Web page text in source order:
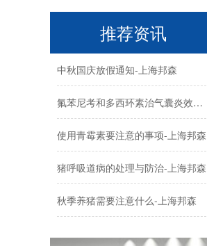
推荐资讯
中秋国庆放假通知-上海邦森
氟苯尼考和多西环素治气囊炎效果不好的原因-上海邦森
使用青霉素要注意的事项-上海邦森
猪呼吸道病的处理与防治-上海邦森
秋季养猪需要注意什么-上海邦森
鸡传染性支气管炎的防治-上海邦森